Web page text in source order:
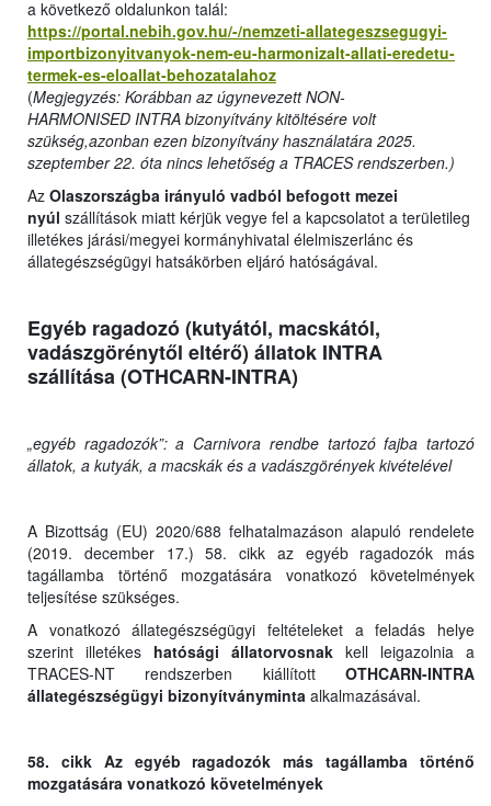
a következő oldalunkon talál:
https://portal.nebih.gov.hu/-/nemzeti-allategeszsegugyi-
importbizonyitvanyok-nem-eu-harmonizalt-allati-eredetu-
termek-es-eloallat-behozatalahoz
(Megjegyzés: Korábban az úgynevezett NON-
HARMONISED INTRA bizonyítvány kitöltésére volt
szükség,azonban ezen bizonyítvány használatára 2025.
szeptember 22. óta nincs lehetőség a TRACES rendszerben.)
Az Olaszországba irányuló vadból befogott mezei
nyúl szállítások miatt kérjük vegye fel a kapcsolatot a területileg
illetékes járási/megyei kormányhivatal élelmiszerlánc és
állategészségügyi hatsákörben eljáró hatóságával.
Egyéb ragadozó (kutyától, macskától,
vadászgörénytől eltérő) állatok INTRA
szállítása (OTHCARN-INTRA)
„egyéb ragadozók”: a Carnivora rendbe tartozó fajba tartozó
állatok, a kutyák, a macskák és a vadászgörények kivételével
A Bizottság (EU) 2020/688 felhatalmazáson alapuló rendelete
(2019. december 17.) 58. cikk az egyéb ragadozók más
tagállamba történő mozgatására vonatkozó követelmények
teljesítése szükséges.
A vonatkozó állategészségügyi feltételeket a feladás helye
szerint illetékes hatósági állatorvosnak kell leigazolnia a
TRACES-NT rendszerben kiállított OTHCARN-INTRA
állategészségügyi bizonyítványminta alkalmazásával.
58. cikk Az egyéb ragadozók más tagállamba történő
mozgatására vonatkozó követelmények